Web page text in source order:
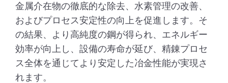
金属介在物の徹底的な除去、水素管理の改善、
およびプロセス安定性の向上を促進します。そ
の結果、より高純度の鋼が得られ、エネルギー
効率が向上し、設備の寿命が延び、精錬プロセ
ス全体を通じてより安定した冶金性能が実現さ
れます。